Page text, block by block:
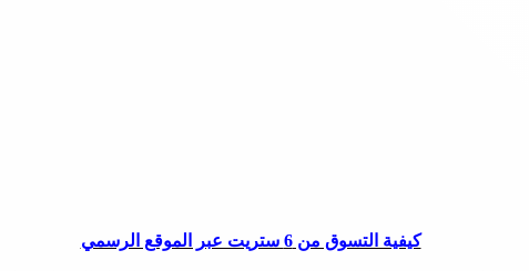
كيفية التسوق من 6 ستريت عبر الموقع الرسمي